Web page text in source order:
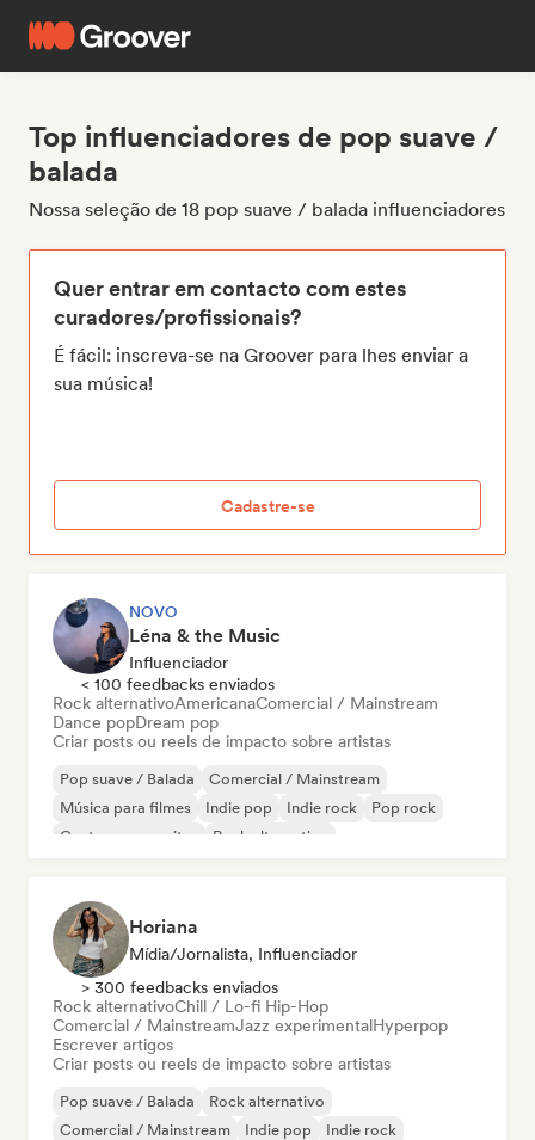
Top influenciadores de pop suave /
balada
Nossa seleção de 18 pop suave / balada influenciadores
Quer entrar em contacto com estes
curadores/profissionais?
É fácil: inscreva-se na Groover para lhes enviar a
sua música!
Cadastre-se
NOVO
Léna & the Music
Influenciador
< 100 feedbacks enviados
Rock alternativoAmericanaComercial / Mainstream
Dance popDream pop
Criar posts ou reels de impacto sobre artistas
Pop suave / Balada
Comercial / Mainstream
Música para filmes
Indie pop Indie rock
Pop rock
Cantor-compositor
Rock alternativo
Horiana
Mídia/Jornalista, Influenciador
> 300 feedbacks enviados
Rock alternativoChill / Lo-fi Hip-Hop
Comercial / MainstreamJazz experimentalHyperpop
Escrever artigos
Criar posts ou reels de impacto sobre artistas
Pop suave / Balada
Rock alternativo
Comercial / Mainstream
Indie pop
Indie rock